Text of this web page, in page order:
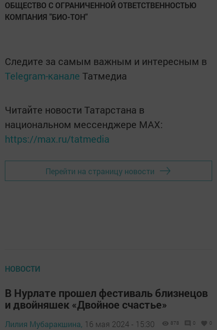
ОБЩЕСТВО С ОГРАНИЧЕННОЙ ОТВЕТСТВЕННОСТЬЮ
КОМПАНИЯ "БИО-ТОН"
Следите за самым важным и интересным в
Telegram-канале Татмедиа
Читайте новости Татарстана в
национальном мессенджере MАХ:
https://max.ru/tatmedia
Перейти на страницу новости
НОВОСТИ
В Нурлате прошел фестиваль близнецов
и двойняшек «Двойное счастье»
Лилия Мубаракшина, 16 мая 2024 - 15:30 878 0 0